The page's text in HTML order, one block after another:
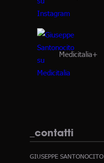
Medicitalia+
_contatti
GIUSEPPE SANTONOCITO